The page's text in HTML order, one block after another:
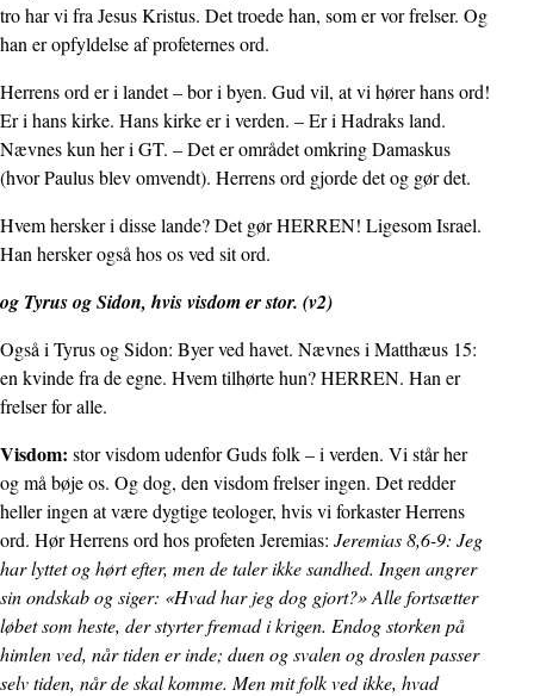
tro har vi fra Jesus Kristus. Det troede han, som er vor frelser. Og
han er opfyldelse af profeternes ord.
Herrens ord er i landet – bor i byen. Gud vil, at vi hører hans ord!
Er i hans kirke. Hans kirke er i verden. – Er i Hadraks land.
Nævnes kun her i GT. – Det er området omkring Damaskus
(hvor Paulus blev omvendt). Herrens ord gjorde det og gør det.
Hvem hersker i disse lande? Det gør HERREN! Ligesom Israel.
Han hersker også hos os ved sit ord.
og Tyrus og Sidon, hvis visdom er stor. (v2)
Også i Tyrus og Sidon: Byer ved havet. Nævnes i Matthæus 15:
en kvinde fra de egne. Hvem tilhørte hun? HERREN. Han er
frelser for alle.
Visdom: stor visdom udenfor Guds folk – i verden. Vi står her
og må bøje os. Og dog, den visdom frelser ingen. Det redder
heller ingen at være dygtige teologer, hvis vi forkaster Herrens
ord. Hør Herrens ord hos profeten Jeremias: Jeremias 8,6-9: Jeg
har lyttet og hørt efter, men de taler ikke sandhed. Ingen angrer
sin ondskab og siger: «Hvad har jeg dog gjort?» Alle fortsætter
løbet som heste, der styrter fremad i krigen. Endog storken på
himlen ved, når tiden er inde; duen og svalen og droslen passer
selv tiden, når de skal komme. Men mit folk ved ikke, hvad